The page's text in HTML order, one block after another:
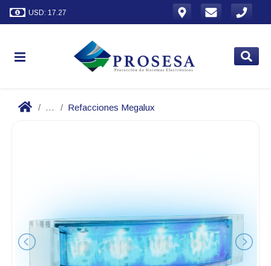
USD: 17.27
... Refacciones Megalux